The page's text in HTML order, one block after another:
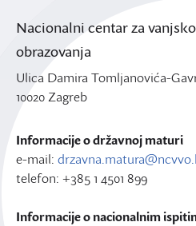
Nacionalni centar za
obrazovanja
Ulica Damira Tomljanovića-
10020 Zagreb
Informacije o državnoj maturi
e-mail:
telefon: +385 1 4501 899
Informacije o nacionalnim